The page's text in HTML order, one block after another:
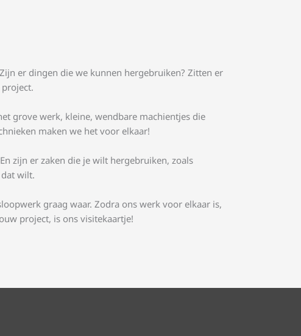
er dingen die we kunnen hergebruiken? Zitten er
grove werk, kleine, wendbare machientjes die
maken we het voor elkaar!
zijn er zaken die je wilt hergebruiken, zoals
wilt.
graag waar. Zodra ons werk voor elkaar is,
project, is ons visitekaartje!